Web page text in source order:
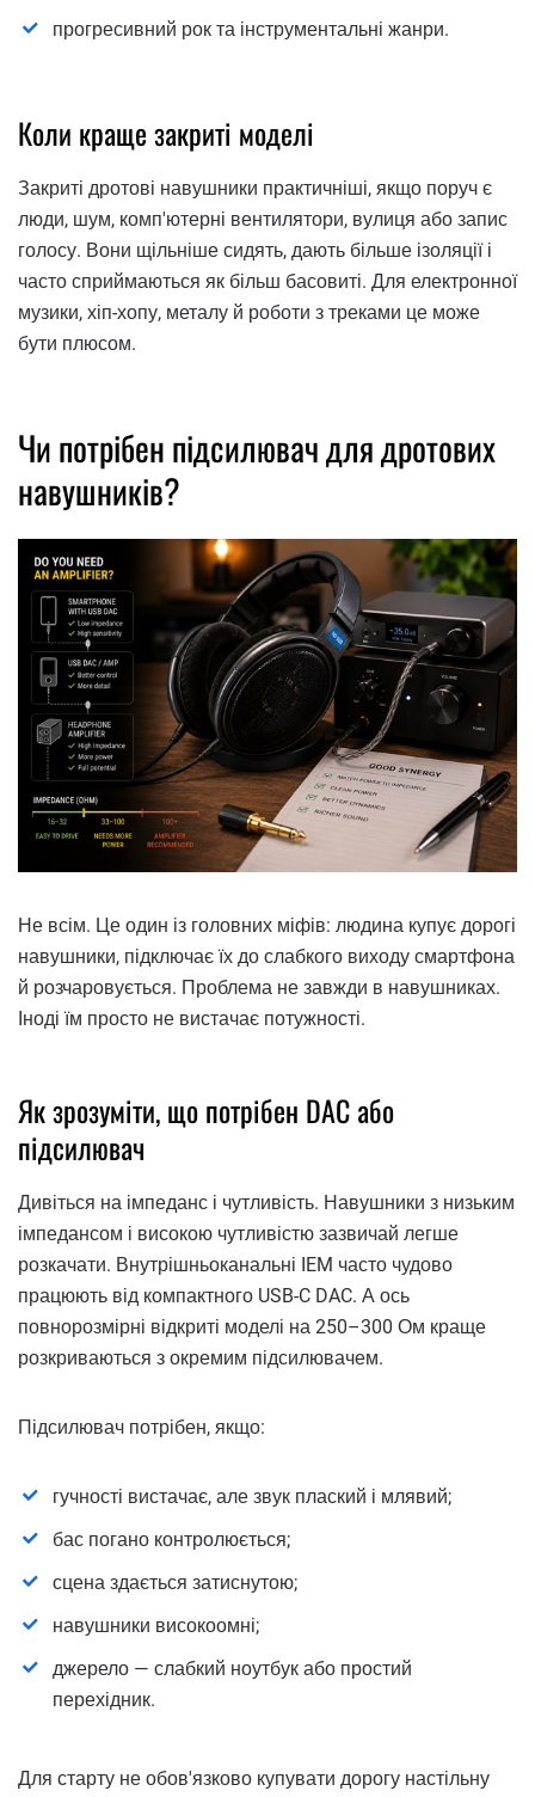
прогресивний рок та інструментальні жанри.
Коли краще закриті моделі
Закриті дротові навушники практичніші, якщо поруч є
люди, шум, комп'ютерні вентилятори, вулиця або запис
голосу. Вони щільніше сидять, дають більше ізоляції і
часто сприймаються як більш басовиті. Для електронної
музики, хіп-хопу, металу й роботи з треками це може
бути плюсом.
Чи потрібен підсилювач для дротових
навушників?
Не всім. Це один із головних міфів: людина купує дорогі
навушники, підключає їх до слабкого виходу смартфона
й розчаровується. Проблема не завжди в навушниках.
Іноді їм просто не вистачає потужності.
Як зрозуміти, що потрібен DAC або
підсилювач
Дивіться на імпеданс і чутливість. Навушники з низьким
імпедансом і високою чутливістю зазвичай легше
розкачати. Внутрішньоканальні IEM часто чудово
працюють від компактного USB-C DAC. А ось
повнорозмірні відкриті моделі на 250–300 Ом краще
розкриваються з окремим підсилювачем.
Підсилювач потрібен, якщо:
гучності вистачає, але звук плаский і млявий;
бас погано контролюється;
сцена здається затиснутою;
навушники високоомні;
джерело — слабкий ноутбук або простий
перехідник.
Для старту не обов'язково купувати дорогу настільну